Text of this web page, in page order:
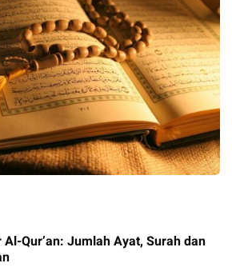
Qur’an: Jumlah Ayat, Surah dan